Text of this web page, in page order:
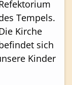
Tempels.
Kirche
sich
Kinder